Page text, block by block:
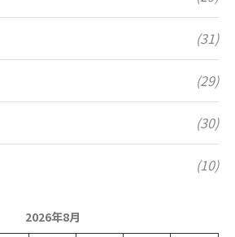
(31)
(29)
(30)
(10)
2026年8月